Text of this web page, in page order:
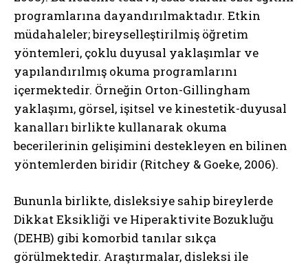
programlarına dayandırılmaktadır. Etkin
müdahaleler; bireyselleştirilmiş öğretim
yöntemleri, çoklu duyusal yaklaşımlar ve
yapılandırılmış okuma programlarını
içermektedir. Örneğin Orton-Gillingham
yaklaşımı, görsel, işitsel ve kinestetik-duyusal
kanalları birlikte kullanarak okuma
becerilerinin gelişimini destekleyen en bilinen
yöntemlerden biridir (Ritchey & Goeke, 2006).
Bununla birlikte, disleksiye sahip bireylerde
Dikkat Eksikliği ve Hiperaktivite Bozukluğu
(DEHB) gibi komorbid tanılar sıkça
görülmektedir. Araştırmalar, disleksi ile